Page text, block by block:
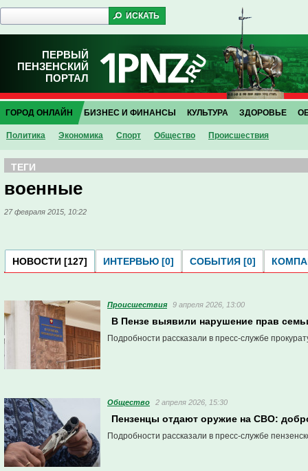
ПЕРВЫЙ
ПЕНЗЕНСКИЙ
ПОРТАЛ
ГОРОД ОНЛАЙН
Политика Экономика Спорт Общество Проиcшествия
БИЗНЕС И ФИНАНСЫ КУЛЬТУРА ЗДОРОВЬЕ
ТЕГИ
военные
27 февраля 2015, 10:22
НОВОСТИ [127] ИНТЕРВЬЮ [0] СОБЫТИЯ [0]
Проиcшествия 9 апреля 2026, 13:00
В Пензе выявили нарушение прав
Подробности рассказали в пресс-службе
Общество 2 апреля 2026, 15:30
Пензенцы отдают оружие на СВО:
Подробности рассказали в пресс-службе